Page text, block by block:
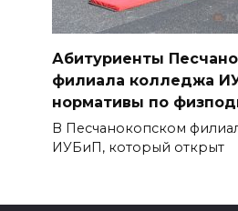
Абитуриенты
филиала колледжа
нормативы по
В Песчанокопском
ИУБиП, который открыт